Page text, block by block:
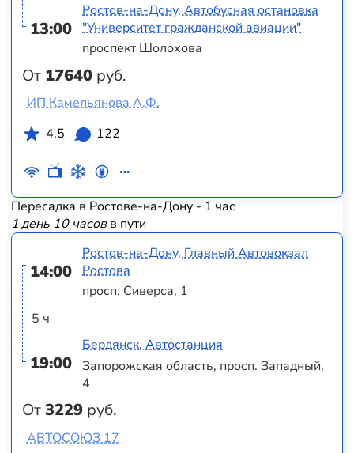
13:00
От 17640 руб.
Ростов-на-Дону, Автобусная остановка
"Университет гражданской авиации"
проспект Шолохова
ИП Камельянова А.Ф.
4.5
122
Пересадка в Ростове-на-Дону - 1 час
1 день 10 часовв пути
14:00
5 ч
19:00
От3229 руб.
Ростов-на-Дону, Главный Автовокзал
Ростова
просп. Сиверса, 1
Бердянск, Автостанция
Запорожская область, просп. Западный,
4
АВТОСОЮЗ 17